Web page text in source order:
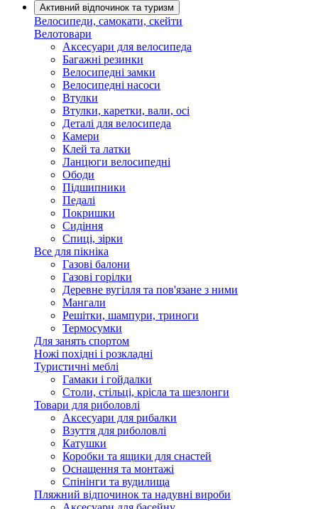
Активний відпочинок та туризм
Велосипеди, самокати, скейти
Велотовари
Аксесуари для велосипеда
Багажні резинки
Велосипедні замки
Велосипедні насоси
Втулки
Втулки, каретки, вали, осі
Деталі для велосипеда
Камери
Клей та латки
Ланцюги велосипедні
Ободи
Підшипники
Педалі
Покришки
Сидіння
Спиці, зірки
Все для пікніка
Газові балони
Газові горілки
Деревне вугілля та пов'язане з ними
Мангали
Решітки, шампури, триноги
Термосумки
Для занять спортом
Ножі похідні і розкладні
Туристичні меблі
Гамаки і гойдалки
Столи, стільці, крісла та шезлонги
Товари для риболовлі
Аксесуари для рибалки
Взуття для риболовлі
Катушки
Коробки та ящики для снастей
Оснащення та монтажі
Спінінги та вудилища
Пляжний відпочинок та надувні вироби